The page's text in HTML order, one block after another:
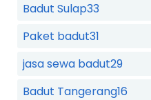
Badut Sulap33
Paket badut31
jasa sewa badut29
Badut Tangerang16